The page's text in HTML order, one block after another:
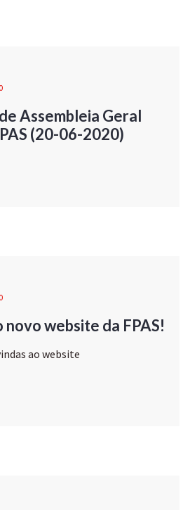
Assembleia Geral
(20-06-2020)
novo website da FPAS!
ao website